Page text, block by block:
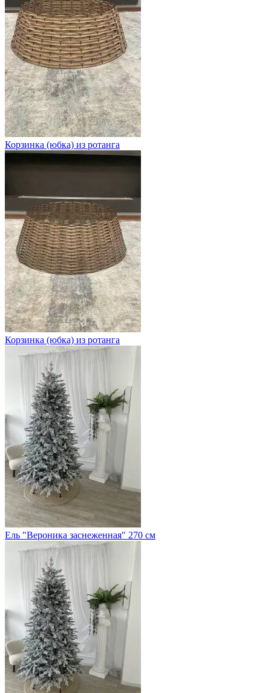
Корзинка (юбка) из ротанга
Корзинка (юбка) из ротанга
Ель "Вероника заснеженная" 270 см